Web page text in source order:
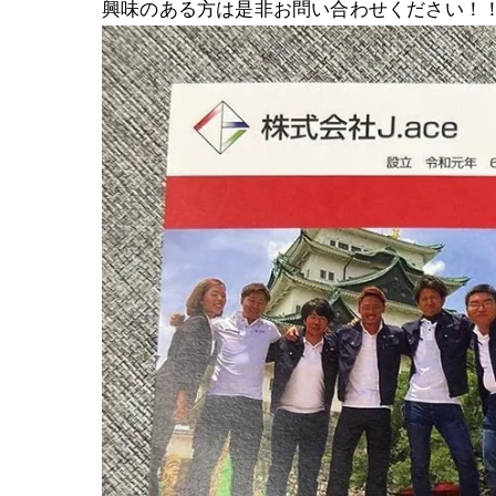
興味のある方は是非お問い合わせください！